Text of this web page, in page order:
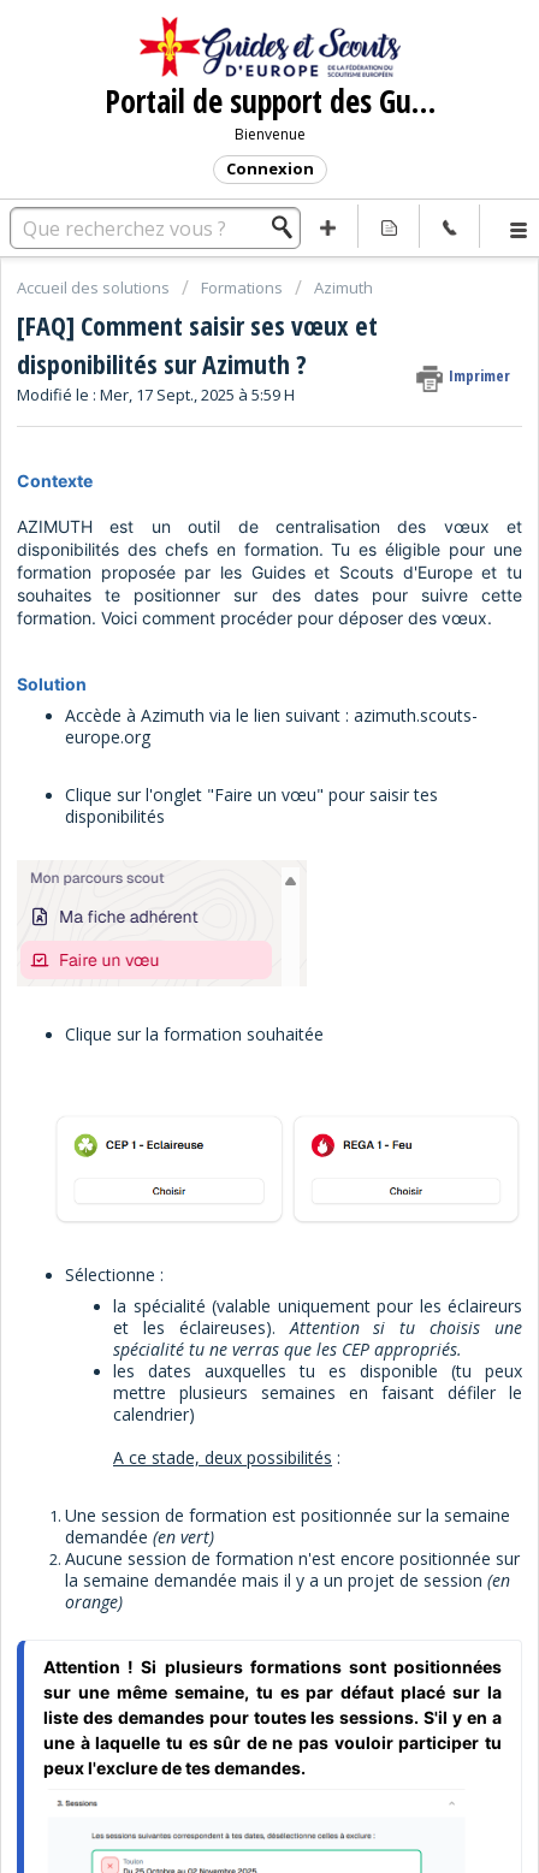
Portail de support des Guides et Scouts d'Europe
Bienvenue
Connexion
Accueil des solutions Formations Azimuth
[FAQ] Comment saisir ses vœux et
disponibilités sur Azimuth ?
Imprimer
Modifié le : Mer, 17 Sept., 2025 à 5:59 H
Contexte
AZIMUTH est un outil de centralisation des vœux et
disponibilités des chefs en formation. Tu es éligible pour une
formation proposée par les Guides et Scouts d'Europe et tu
souhaites te positionner sur des dates pour suivre cette
formation. Voici comment procéder pour déposer des vœux.
Solution
Accède à Azimuth via le lien suivant : azimuth.scouts-
europe.org
Clique sur l'onglet "Faire un vœu" pour saisir tes
disponibilités
Clique sur la formation souhaitée
Sélectionne :
la spécialité (valable uniquement pour les éclaireurs
et les éclaireuses). Attention si tu choisis une
spécialité tu ne verras que les CEP appropriés.
les dates auxquelles tu es disponible (tu peux
mettre plusieurs semaines en faisant défiler le
calendrier)
A ce stade, deux possibilités :
Une session de formation est positionnée sur la semaine
demandée (en vert)
Aucune session de formation n'est encore positionnée sur
la semaine demandée mais il y a un projet de session (en
orange)
Attention ! Si plusieurs formations sont positionnées
sur une même semaine, tu es par défaut placé sur la
liste des demandes pour toutes les sessions. S'il y en a
une à laquelle tu es sûr de ne pas vouloir participer tu
peux l'exclure de tes demandes.